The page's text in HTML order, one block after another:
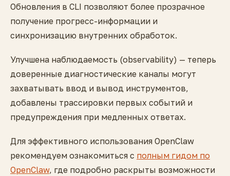
Обновления в CLI позволяют более прозрачное
получение прогресс-информации и
синхронизацию внутренних обработок.
Улучшена наблюдаемость (observability) — теперь
доверенные диагностические каналы могут
захватывать ввод и вывод инструментов,
добавлены трассировки первых событий и
предупреждения при медленных ответах.
Для эффективного использования OpenClaw
рекомендуем ознакомиться с полным гидом по
OpenClaw, где подробно раскрыты возможности